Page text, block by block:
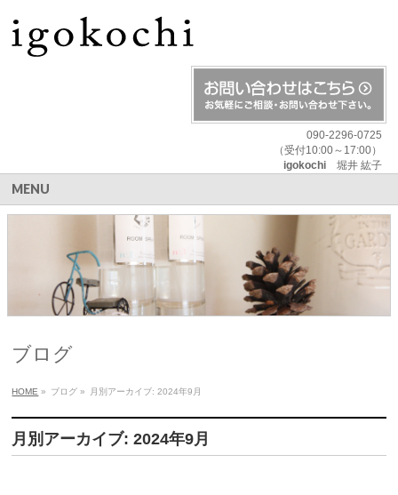
090-2296-0725
（受付10:00～17:00）
igokochi堀井 紘子
MENU
ブログ
HOME » ブログ » 月別アーカイブ: 2024年9月
月別アーカイブ: 2024年9月